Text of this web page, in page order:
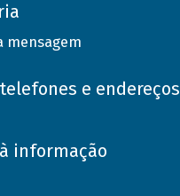
mensagem
e endereços
informação